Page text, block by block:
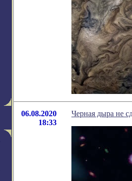
06.08.2020
18:33
Черная дыра не